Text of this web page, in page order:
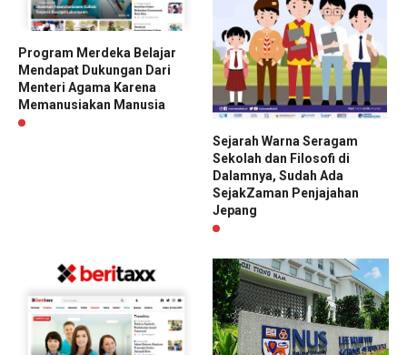
Program Merdeka Belajar
Mendapat Dukungan Dari
Menteri Agama Karena
Memanusiakan Manusia
Sejarah Warna Seragam
Sekolah dan Filosofi di
Dalamnya, Sudah Ada
SejakZaman Penjajahan
Jepang